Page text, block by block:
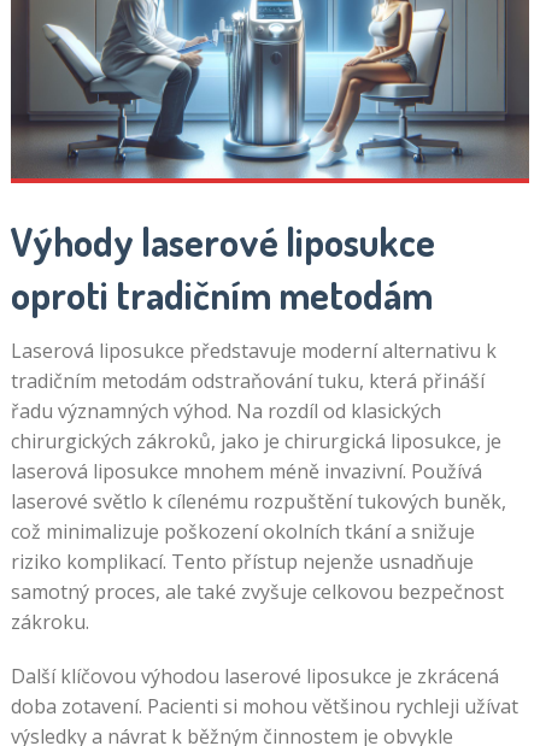
Výhody laserové liposukce
oproti tradičním metodám
Laserová liposukce představuje moderní alternativu k
tradičním metodám odstraňování tuku, která přináší
řadu významných výhod. Na rozdíl od klasických
chirurgických zákroků, jako je chirurgická liposukce, je
laserová liposukce mnohem méně invazivní. Používá
laserové světlo k cílenému rozpuštění tukových buněk,
což minimalizuje poškození okolních tkání a snižuje
riziko komplikací. Tento přístup nejenže usnadňuje
samotný proces, ale také zvyšuje celkovou bezpečnost
zákroku.
Další klíčovou výhodou laserové liposukce je zkrácená
doba zotavení. Pacienti si mohou většinou rychleji užívat
výsledky a návrat k běžným činnostem je obvykle